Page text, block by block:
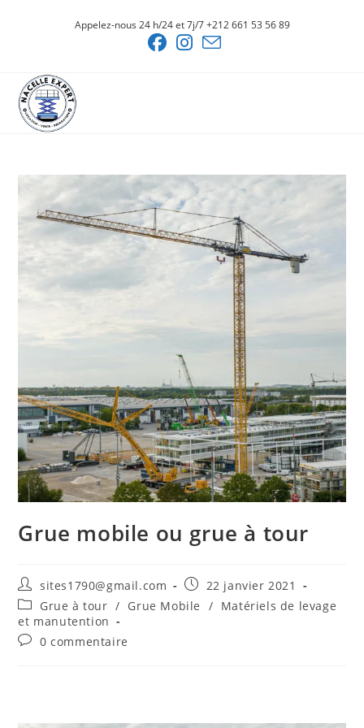
Appelez-nous 24 h/24 et 7j/7 +212 661 53 56 89
Grue mobile ou grue à tour
Auteur/autrice
de
la
publication :
sites1790@gmail.com
Publication
publiée :
22 janvier 2021
Post
category:
Grue à tour / Grue Mobile / Matériels de levage
et manutention
Commentaires
0 commentaire